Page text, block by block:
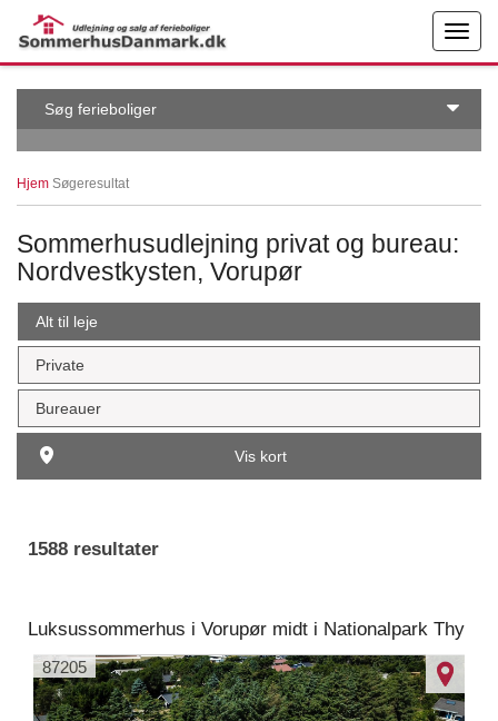
← More examples
Søg ferieboliger
Hjem Søgeresultat
Sommerhusudlejning privat og bureau:
Nordvestkysten, Vorupør
Alt til leje
Private
Bureauer
Vis kort
1588 resultater
Luksussommerhus i Vorupør midt i Nationalpark Thy
87205